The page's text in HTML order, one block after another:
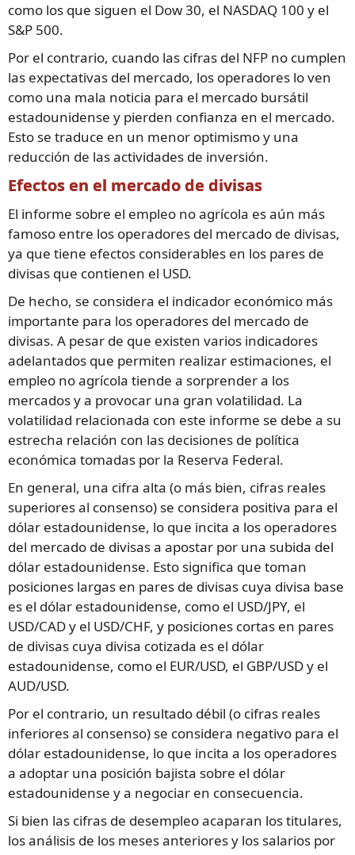
como los que siguen el Dow 30, el NASDAQ 100 y el
S&P 500.
Por el contrario, cuando las cifras del NFP no cumplen
las expectativas del mercado, los operadores lo ven
como una mala noticia para el mercado bursátil
estadounidense y pierden confianza en el mercado.
Esto se traduce en un menor optimismo y una
reducción de las actividades de inversión.
Efectos en el mercado de divisas
El informe sobre el empleo no agrícola es aún más
famoso entre los operadores del mercado de divisas,
ya que tiene efectos considerables en los pares de
divisas que contienen el USD.
De hecho, se considera el indicador económico más
importante para los operadores del mercado de
divisas. A pesar de que existen varios indicadores
adelantados que permiten realizar estimaciones, el
empleo no agrícola tiende a sorprender a los
mercados y a provocar una gran volatilidad. La
volatilidad relacionada con este informe se debe a su
estrecha relación con las decisiones de política
económica tomadas por la Reserva Federal.
En general, una cifra alta (o más bien, cifras reales
superiores al consenso) se considera positiva para el
dólar estadounidense, lo que incita a los operadores
del mercado de divisas a apostar por una subida del
dólar estadounidense. Esto significa que toman
posiciones largas en pares de divisas cuya divisa base
es el dólar estadounidense, como el USD/JPY, el
USD/CAD y el USD/CHF, y posiciones cortas en pares
de divisas cuya divisa cotizada es el dólar
estadounidense, como el EUR/USD, el GBP/USD y el
AUD/USD.
Por el contrario, un resultado débil (o cifras reales
inferiores al consenso) se considera negativo para el
dólar estadounidense, lo que incita a los operadores
a adoptar una posición bajista sobre el dólar
estadounidense y a negociar en consecuencia.
Si bien las cifras de desempleo acaparan los titulares,
los análisis de los meses anteriores y los salarios por